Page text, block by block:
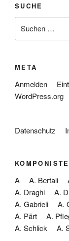
SUCHE
nach:
META
Anmelden
WordPress.org
Datenschutz
A A. Bertali
A. Draghi
A.
A. Gabrieli
A.
A. Pärt
A.
A. Schlick
A.